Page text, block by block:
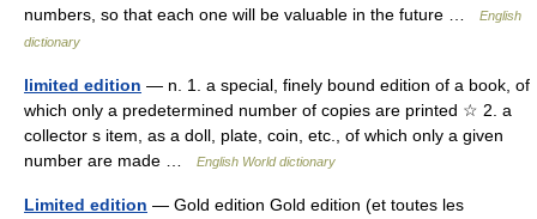
numbers, so that each one will be valuable in the future …
English
dictionary
limited edition — n. 1. a special, finely bound edition of a book, of
which only a predetermined number of copies are printed ☆ 2. a
collector s item, as a doll, plate, coin, etc., of which only a given
number are made …
English World dictionary
Limited edition — Gold edition Gold edition (et toutes les